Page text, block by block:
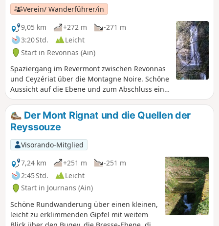
Verein/ Wanderführer/in
9,05 km
+272 m
-271 m
3:20 Std.
Leicht
Start in Revonnas (Ain)
Spaziergang im Revermont zwischen Revonnas
und Ceyzériat über die Montagne Noire. Schöne
Aussicht auf die Ebene und zum Abschluss ein
Abstecher zum Wasserfall von Ceyzériat.
Der Mont Rignat und die Quellen der
Reyssouze
Visorando-Mitglied
7,24 km
+251 m
-251 m
2:45 Std.
Leicht
Start in Journans (Ain)
Schöne Rundwanderung über einen kleinen,
leicht zu erklimmenden Gipfel mit weitem